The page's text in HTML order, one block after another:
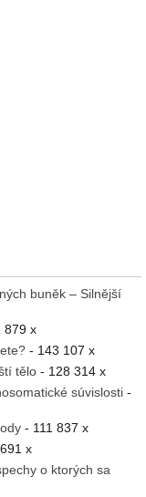
buněk – Silnější
879 x
- 143 107 x
tělo - 128 314 x
súvislosti -
- 111 837 x
x
o ktorých sa